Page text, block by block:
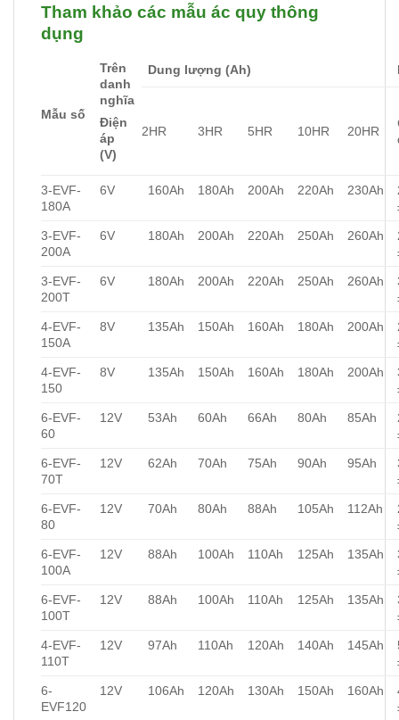
Tham khảo các mẫu ác quy thông
dụng
Mẫu số
Trên
danh
nghĩa
Điện
áp
(V)
Dung lượng (Ah)
2HR 3HR 5HR 10HR 20HR
3-EVF-
180A
6V 160Ah 180Ah 200Ah 220Ah 230Ah
3-EVF-
200A
6V 180Ah 200Ah 220Ah 250Ah 260Ah
3-EVF-
200T
6V 180Ah 200Ah 220Ah 250Ah 260Ah
4-EVF-
150A
8V 135Ah 150Ah 160Ah 180Ah 200Ah
4-EVF-
150
8V 135Ah 150Ah 160Ah 180Ah 200Ah
6-EVF-
60
12V 53Ah 60Ah 66Ah 80Ah 85Ah
6-EVF-
70T
12V 62Ah 70Ah 75Ah 90Ah 95Ah
6-EVF-
80
12V 70Ah 80Ah 88Ah 105Ah 112Ah
6-EVF-
100A
12V 88Ah 100Ah 110Ah 125Ah 135Ah
6-EVF-
100T
12V 88Ah 100Ah 110Ah 125Ah 135Ah
4-EVF-
110T
12V 97Ah 110Ah 120Ah 140Ah 145Ah
6-
EVF120
12V 106Ah 120Ah 130Ah 150Ah 160Ah